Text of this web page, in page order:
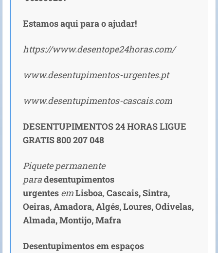
Estamos aqui para o ajudar!
https://www.desentope24horas.com/
www.desentupimentos-urgentes.pt
www.desentupimentos-cascais.com
DESENTUPIMENTOS 24 HORAS LIGUE
GRATIS 800 207 048
Piquete permanente
paradesentupimentos
urgentes emLisboa, Cascais, Sintra,
Oeiras, Amadora, Algés, Loures, Odivelas,
Almada, Montijo, Mafra
Desentupimentos em espaços